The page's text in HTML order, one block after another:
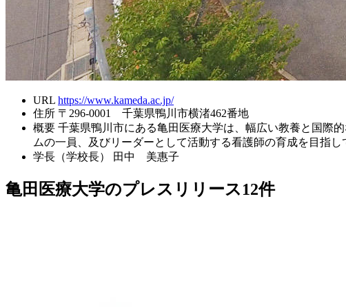
URL https://www.kameda.ac.jp/
住所 〒296-0001 千葉県鴨川市横渚462番地
概要 千葉県鴨川市にある亀田医療大学は、幅広い教養と国際
ムの一員、及びリーダーとして活動する看護師の育成を目指し
学長（学校長）
田中 美惠子
亀田医療大学のプレスリリース12件